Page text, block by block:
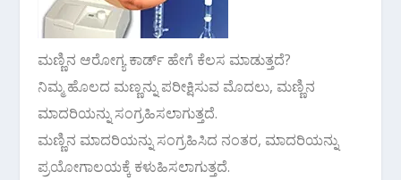
ಮಣ್ಣಿನ ಆರೋಗ್ಯ ಕಾರ್ಡ್ ಹೇಗೆ ಕೆಲಸ ಮಾಡುತ್ತದೆ?
ನಿಮ್ಮ ಹೊಲದ ಮಣ್ಣನ್ನು ಪರೀಕ್ಷಿಸುವ ಮೊದಲು, ಮಣ್ಣಿನ
ಮಾದರಿಯನ್ನು ಸಂಗ್ರಹಿಸಲಾಗುತ್ತದೆ.
ಮಣ್ಣಿನ ಮಾದರಿಯನ್ನು ಸಂಗ್ರಹಿಸಿದ ನಂತರ, ಮಾದರಿಯನ್ನು
ಪ್ರಯೋಗಾಲಯಕ್ಕೆ ಕಳುಹಿಸಲಾಗುತ್ತದೆ.